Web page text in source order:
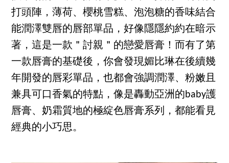
打頭陣，薄荷、櫻桃雪糕、泡泡糖的香味結合
能潤澤雙唇的唇部單品，好像隱隱約約在暗示
著，這是一款＂討親＂的戀愛唇膏！而有了第
一款唇膏的基礎後，你會發現媚比琳在後續幾
年開發的唇彩單品，也都會強調潤澤、粉嫩且
兼具可口香氣的特點，像是轟動亞洲的baby護
唇膏、奶霜質地的極綻色唇膏系列，都能看見
經典的小巧思。